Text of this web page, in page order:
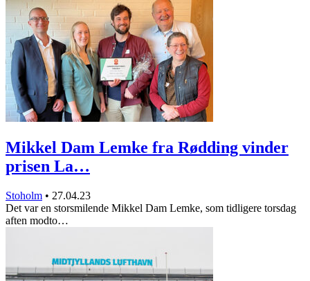
Mikkel Dam Lemke fra Rødding vinder
prisen La…
Stoholm • 27.04.23
Det var en storsmilende Mikkel Dam Lemke, som tidligere torsdag
aften modto…